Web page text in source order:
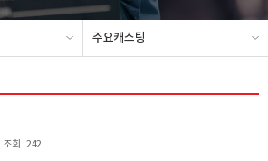
주요캐스팅
조회 242